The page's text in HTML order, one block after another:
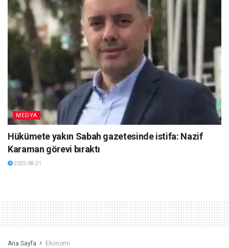
MEDYA
Hükümete yakın Sabah gazetesinde istifa: Nazif
Karaman görevi bıraktı
2025-08-21
Ana Sayfa Ekonomi